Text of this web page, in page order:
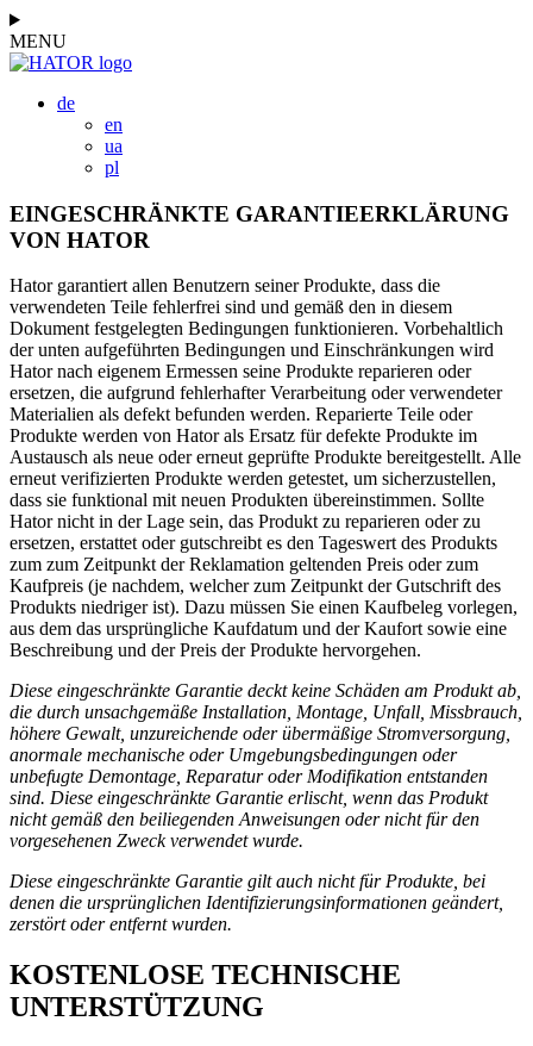
MENU
de
en
ua
pl
EINGESCHRÄNKTE GARANTIEERKLÄRUNG
VON HATOR
Hator garantiert allen Benutzern seiner Produkte, dass die
verwendeten Teile fehlerfrei sind und gemäß den in diesem
Dokument festgelegten Bedingungen funktionieren. Vorbehaltlich
der unten aufgeführten Bedingungen und Einschränkungen wird
Hator nach eigenem Ermessen seine Produkte reparieren oder
ersetzen, die aufgrund fehlerhafter Verarbeitung oder verwendeter
Materialien als defekt befunden werden. Reparierte Teile oder
Produkte werden von Hator als Ersatz für defekte Produkte im
Austausch als neue oder erneut geprüfte Produkte bereitgestellt. Alle
erneut verifizierten Produkte werden getestet, um sicherzustellen,
dass sie funktional mit neuen Produkten übereinstimmen. Sollte
Hator nicht in der Lage sein, das Produkt zu reparieren oder zu
ersetzen, erstattet oder gutschreibt es den Tageswert des Produkts
zum zum Zeitpunkt der Reklamation geltenden Preis oder zum
Kaufpreis (je nachdem, welcher zum Zeitpunkt der Gutschrift des
Produkts niedriger ist). Dazu müssen Sie einen Kaufbeleg vorlegen,
aus dem das ursprüngliche Kaufdatum und der Kaufort sowie eine
Beschreibung und der Preis der Produkte hervorgehen.
Diese eingeschränkte Garantie deckt keine Schäden am Produkt ab,
die durch unsachgemäße Installation, Montage, Unfall, Missbrauch,
höhere Gewalt, unzureichende oder übermäßige Stromversorgung,
anormale mechanische oder Umgebungsbedingungen oder
unbefugte Demontage, Reparatur oder Modifikation entstanden
sind. Diese eingeschränkte Garantie erlischt, wenn das Produkt
nicht gemäß den beiliegenden Anweisungen oder nicht für den
vorgesehenen Zweck verwendet wurde.
Diese eingeschränkte Garantie gilt auch nicht für Produkte, bei
denen die ursprünglichen Identifizierungsinformationen geändert,
zerstört oder entfernt wurden.
KOSTENLOSE TECHNISCHE
UNTERSTÜTZUNG